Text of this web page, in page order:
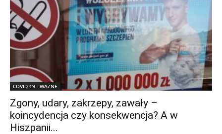
COVID-19 - WAŻNE
Zgony, udary, zakrzepy, zawały –
koincydencja czy konsekwencja? A w
Hiszpanii...